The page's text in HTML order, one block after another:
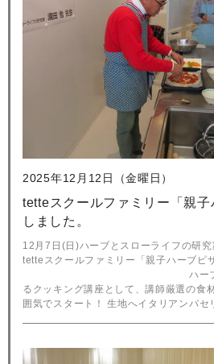
2025年12月12日（金曜日）
tetteスクールファミリー「親
しました。
12月7日(日)ハーブとスローライフの研
tetteスクールファミリー「親子ハーブピ
ハーブ専門家がプ
るクッキング講座として、講師厳選の食
囲気でスタート！ 生地へイタリアンパセ